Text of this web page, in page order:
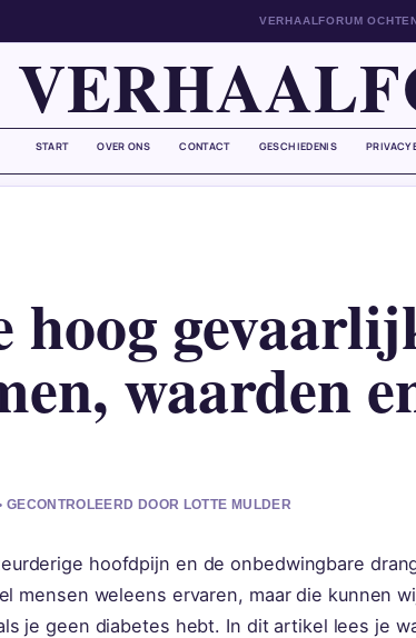
VERHAALFORUM
START OVER ONS CONTACT GESCHIEDENIS
hoog
waarden
DOOR LOTTE MULDER
hoofdpijn en de onbedwingbare
mensen weleens ervaren, maar die kunnen
je geen diabetes hebt. In dit artikel lees je